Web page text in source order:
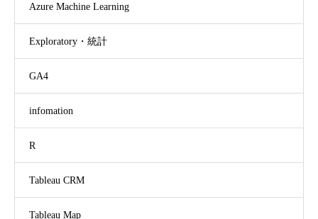
Azure Machine Learning
Exploratory・統計
GA4
infomation
R
Tableau CRM
Tableau Map